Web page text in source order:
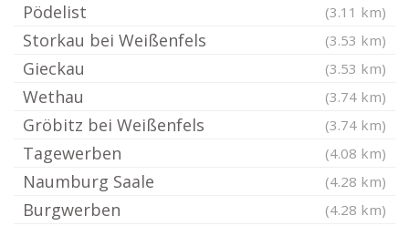
Pödelist (3.11 km)
Storkau bei Weißenfels (3.53 km)
Gieckau (3.53 km)
Wethau (3.74 km)
Gröbitz bei Weißenfels (3.74 km)
Tagewerben (4.08 km)
Naumburg Saale (4.28 km)
Burgwerben (4.28 km)